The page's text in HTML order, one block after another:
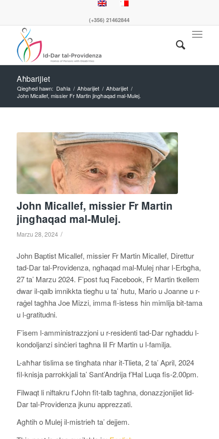
(+356) 21462844
Aħbarijiet
Qiegħed hawn: Daħla / Aħbarijiet / Aħbarijiet /
John Micallef, missier Fr Martin jingħaqad mal-Mulej.
John Micallef, missier Fr Martin
jingħaqad mal-Mulej.
Marzu 28, 2024 /
John Baptist Micallef, missier Fr Martin Micallef, Direttur
tad-Dar tal-Providenza, ngħaqad mal-Mulej nhar l-Erbgħa,
27 ta’ Marzu 2024. F’post fuq Facebook, Fr Martin tkellem
dwar il-qalb imnikkta tiegħu u ta’ ħutu, Mario u Joanne u r-
raġel tagħha Joe Mizzi, imma fl-istess ħin mimlija bit-tama
u l-gratitudni.
F’isem l-amministrazzjoni u r-residenti tad-Dar ngħaddu l-
kondoljanzi sinċieri tagħna lil Fr Martin u l-familja.
L-aħħar tislima se tingħata nhar it-Tlieta, 2 ta’ April, 2024
fil-knisja parrokkjali ta’ Sant’Andrija f’Ħal Luqa fis-2.00pm.
Filwaqt li niftakru f’John fit-talb tagħna, donazzjonijiet lid-
Dar tal-Providenza jkunu apprezzati.
Agħtih o Mulej il-mistrieħ ta’ dejjem.